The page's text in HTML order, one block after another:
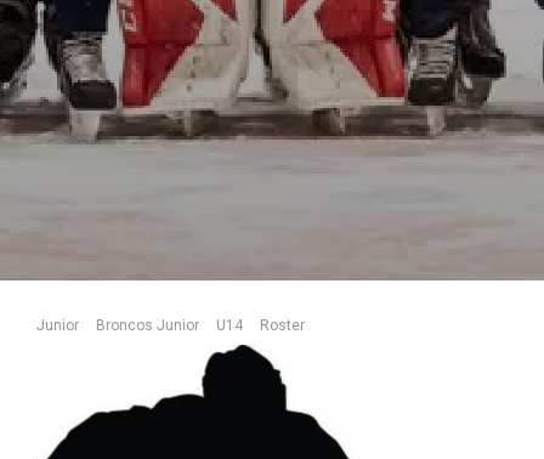
Junior Broncos Junior U14 Roster